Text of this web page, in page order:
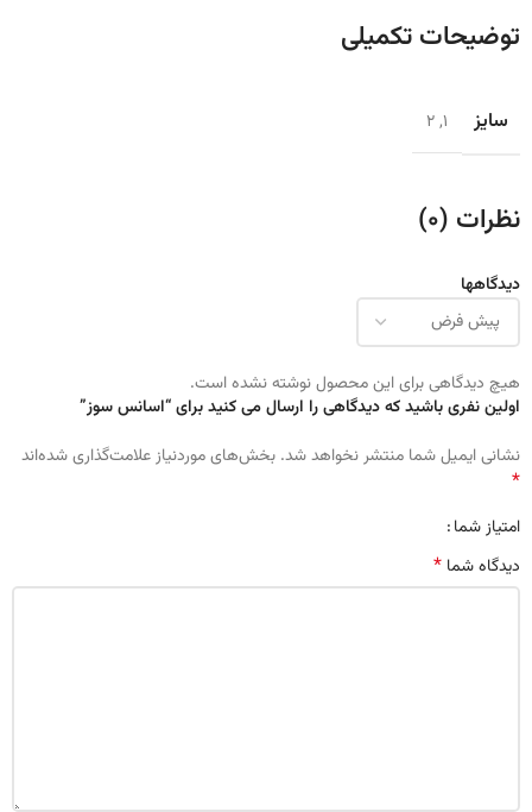
توضیحات تکمیلی
سایز 1
,
2
نظرات (0)
دیدگاهها
هیچ دیدگاهی برای این محصول نوشته نشده است.
اولین نفری باشید که دیدگاهی را ارسال می کنید برای “اسانس سوز”
نشانی ایمیل شما منتشر نخواهد شد. بخش‌های موردنیاز علامت‌گذاری شده‌اند
*
امتیاز شما
دیدگاه شما *